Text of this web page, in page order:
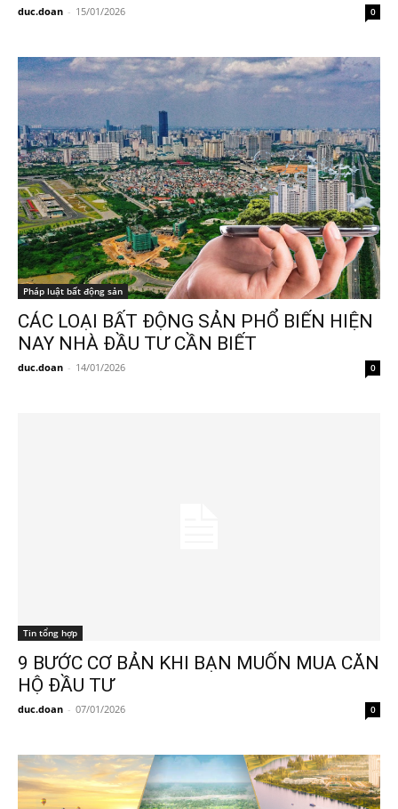
duc.doan - 15/01/2026 0
Pháp luật bất động sản
CÁC LOẠI BẤT ĐỘNG SẢN PHỔ BIẾN HIỆN
NAY NHÀ ĐẦU TƯ CẦN BIẾT
duc.doan - 14/01/2026 0
Tin tổng hợp
9 BƯỚC CƠ BẢN KHI BẠN MUỐN MUA CĂN
HỘ ĐẦU TƯ
duc.doan - 07/01/2026 0